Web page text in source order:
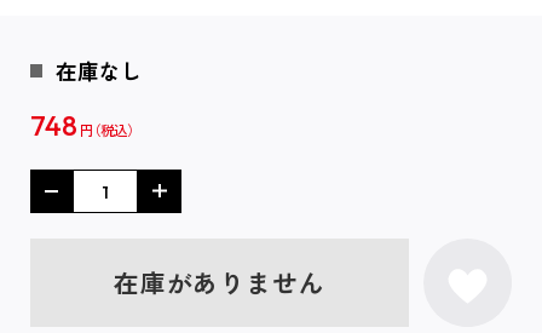
在庫なし
748 円
在庫がありません